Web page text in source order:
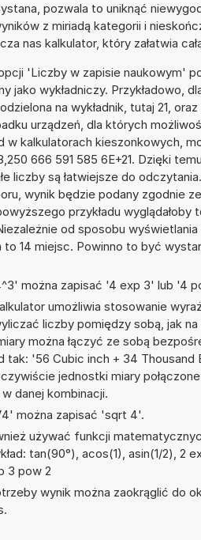
pozwala to uniknąć
z miriadą kategorii i
nas kalkulator, który załatwia
'Liczby w zapisie naukowym'
jako wykładniczy. Przykładowo,
na wykładnik, tutaj 21,
urządzeń, dla których
w kalkulatorach kieszonkowych,
666 591 585 6E+21. Dzięki
liczby są łatwiejsze do
wynik będzie podany zgodnie
przykładu
od sposobu
to 14 miejsc. Powinno to być
można zapisać '4 exp 3' lub '4
umożliwia stosowanie
liczby pomiędzy sobą, jak
można łączyć ze sobą
tak: '56 Cubic inch + 34
jednostki miary
danej kombinacji.
można zapisać 'sqrt 4'.
używać funkcji
tan(90°), acos(1), asin(1/2),
3 pow 2
wynik można zaokrąglić do